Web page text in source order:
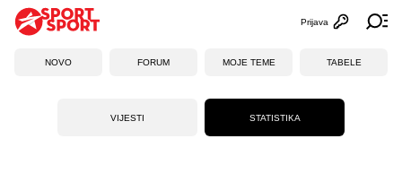
Otvori
Prijava
NOVO FORUM MOJE TEME TABELE
VIJESTI STATISTIKA